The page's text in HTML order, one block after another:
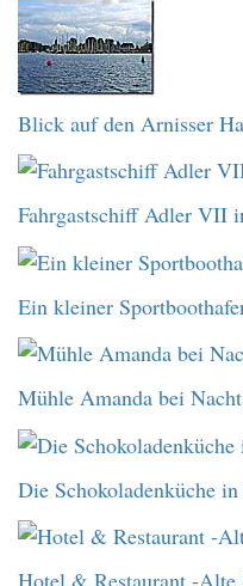
Blick auf den Arnisser
Fahrgastschiff Adler VII
Ein kleiner
Mühle Amanda bei
Die Schokoladenküche